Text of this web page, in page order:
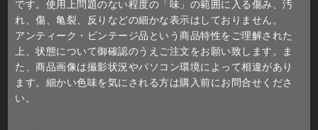
です。使用上問題のない程度の「味」の範囲に入る傷み、汚
れ、傷、亀裂、反りなどの細かな表示はしておりません。
アンティーク・ビンテージ品という商品特性をご理解された
上、状態について御確認のうえご注文をお願い致します。ま
た、商品画像は撮影状況やパソコン環境によって相違があり
ます。細かい色味を気にされる方は購入前にお問合せくださ
い。